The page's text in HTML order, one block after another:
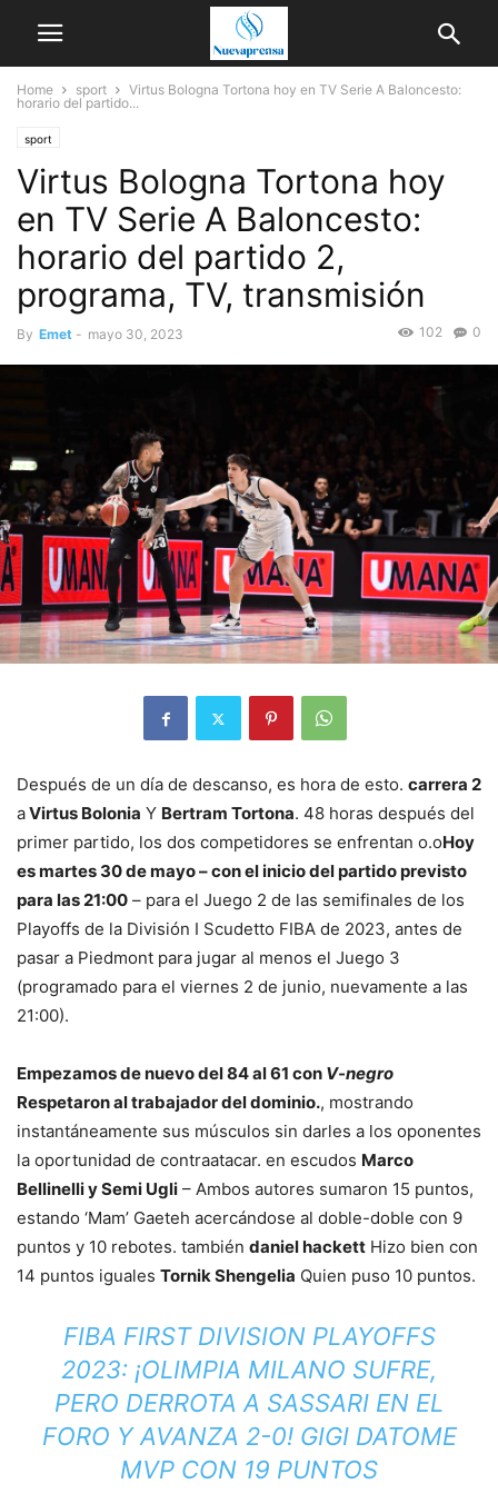
Home sport
Virtus Bologna Tortona hoy en TV Serie A Baloncesto:
horario del partido...
sport
Virtus Bologna Tortona hoy
en TV Serie A Baloncesto:
horario del partido 2,
programa, TV, transmisión
By Emet - mayo 30, 2023 0
102
Después de un día de descanso, es hora de esto. carrera 2
aVirtus Bolonia Y Bertram Tortona. 48 horas después del
primer partido, los dos competidores se enfrentan o.oHoy
es martes 30 de mayo – con el inicio del partido previsto
para las 21:00 – para el Juego 2 de las semifinales de los
Playoffs de la División I Scudetto FIBA ​​​​de 2023, antes de
pasar a Piedmont para jugar al menos el Juego 3
(programado para el viernes 2 de junio, nuevamente a las
21:00).
Empezamos de nuevo del 84 al 61 con V-negro
Respetaron al trabajador del dominio., mostrando
instantáneamente sus músculos sin darles a los oponentes
la oportunidad de contraatacar. en escudos Marco
Bellinelli y Semi Ugli – Ambos autores sumaron 15 puntos,
estando ‘Mam’ Gaeteh acercándose al doble-doble con 9
puntos y 10 rebotes. también daniel hackett Hizo bien con
14 puntos iguales Tornik Shengelia Quien puso 10 puntos.
FIBA FIRST DIVISION PLAYOFFS
2023: ¡OLIMPIA MILANO SUFRE,
PERO DERROTA A SASSARI EN EL
FORO Y AVANZA 2-0! GIGI DATOME
MVP CON 19 PUNTOS